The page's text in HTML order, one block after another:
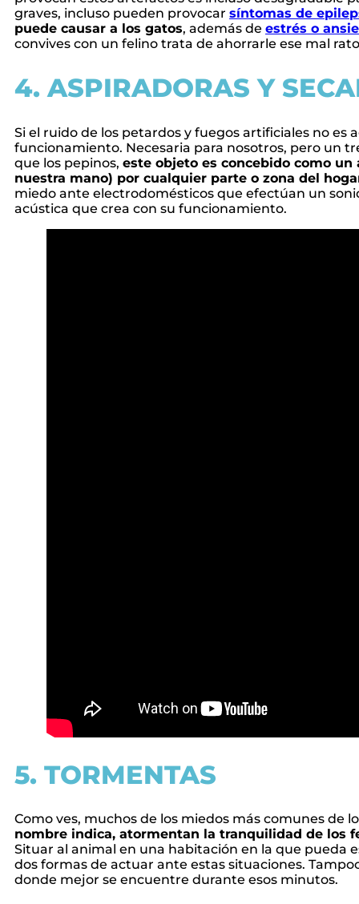
graves, incluso pueden provocar síntomas de
puede causar a los gatos, además de estrés o
convives con un felino trata de ahorrarle ese mal
4. ASPIRADORAS Y
Si el ruido de los petardos y fuegos artificiales no
funcionamiento. Necesaria para nosotros, pero un
que los pepinos, este objeto es concebido como
nuestra mano) por cualquier parte o zona del
miedo ante electrodomésticos que efectúan un
acústica que crea con su funcionamiento.
5. TORMENTAS
Como ves, muchos de los miedos más comunes de
nombre indica, atormentan la tranquilidad de los
Situar al animal en una habitación en la que pueda
dos formas de actuar ante estas situaciones.
donde mejor se encuentre durante esos minutos.